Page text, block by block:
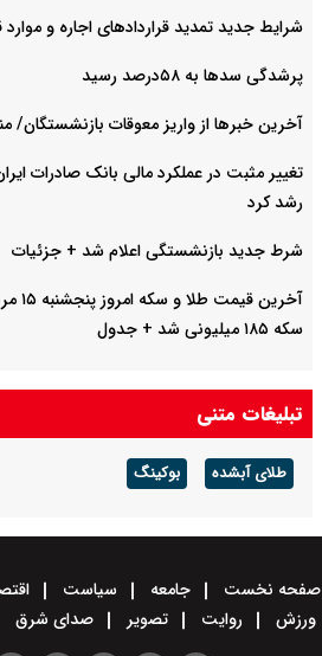
شرایط جدید تمدید قراردادهای اجاره و
پرشدگی سدها به ۵۸درصد رسید
آخرین خبرها از واریز معوقات بازنشستگان/
رشد کرد
شرط جدید بازنشستگی اعلام شد + جزئیات
سکه ۱۸۵ میلیونی شد + جدول
تبلیغات متنی
طلای آبشده بوکینگ
صفحه نخست جامعه سیاست
ورزش
روایت تصویر صدای شرق